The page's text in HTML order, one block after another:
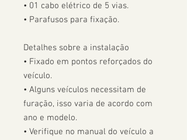
• 01 cabo elétrico de 5 vias.
• Parafusos para fixação.
Detalhes sobre a instalação
• Fixado em pontos reforçados do
veículo.
• Alguns veículos necessitam de
furação, isso varia de acordo com
ano e modelo.
• Verifique no manual do veículo a